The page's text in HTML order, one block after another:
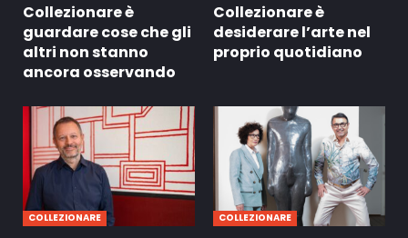
Collezionare è
guardare cose che gli
altri non stanno
ancora osservando
Collezionare è
desiderare l’arte nel
proprio quotidiano
COLLEZIONARE COLLEZIONARE